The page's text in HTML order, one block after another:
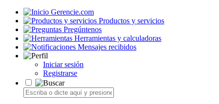
Gerencie.com
Productos y servicios
Pregúntenos
Herramientas y calculadoras
Mensajes recibidos
Iniciar sesión
Registrarse